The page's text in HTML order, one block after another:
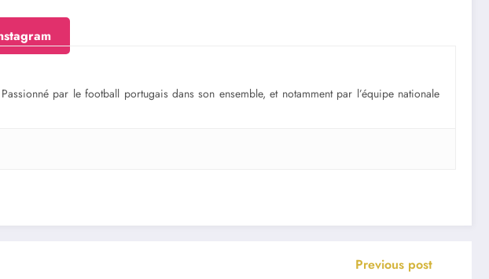
par le football portugais dans son ensemble, et notamment par l’équipe nationale
Previous post